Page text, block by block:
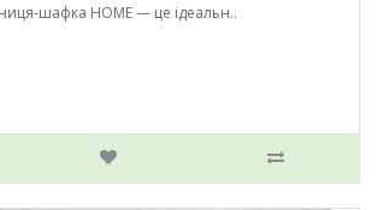
шафка HOME — це ідеальн..